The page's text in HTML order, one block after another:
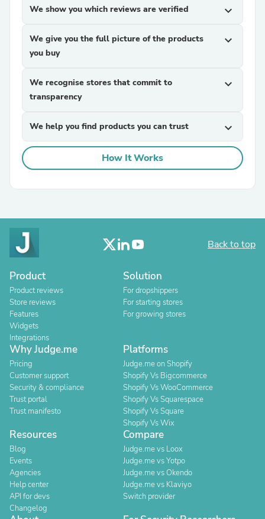
We show you which reviews are verified expand_more
We give you the full picture of the products
you buy
expand_more
We recognise stores that commit to
transparency
expand_more
We help you find products you can trust expand_more
How It Works
Back to top
Product
Product reviews
Store reviews
Features
Widgets
Integrations
Solution
For dropshippers
For starting stores
For growing stores
Why Judge.me
Pricing
Customer support
Security & compliance
Trust portal
Trust manifesto
Platforms
Judge.me on Shopify
Shopify Vs Bigcommerce
Shopify Vs WooCommerce
Shopify Vs Squarespace
Shopify Vs Square
Shopify Vs Wix
Resources
Blog
Events
Agencies
Help center
API for devs
Changelog
Compare
Judge.me vs Loox
Judge.me vs Yotpo
Judge.me vs Okendo
Judge.me vs Klaviyo
Switch provider